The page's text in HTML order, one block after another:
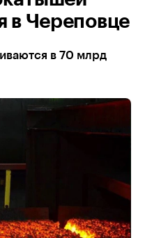
в Череповце
в 70 млрд